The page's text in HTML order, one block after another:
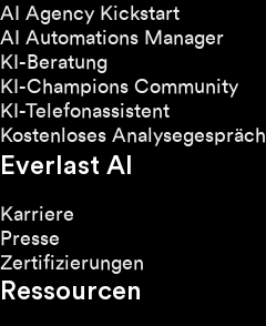
AI Agency Kickstart
AI Automations Manager
KI-Beratung
KI-Champions Community
KI-Telefonassistent
Kostenloses Analysegespräch
Everlast AI
Karriere
Presse
Zertifizierungen
Ressourcen